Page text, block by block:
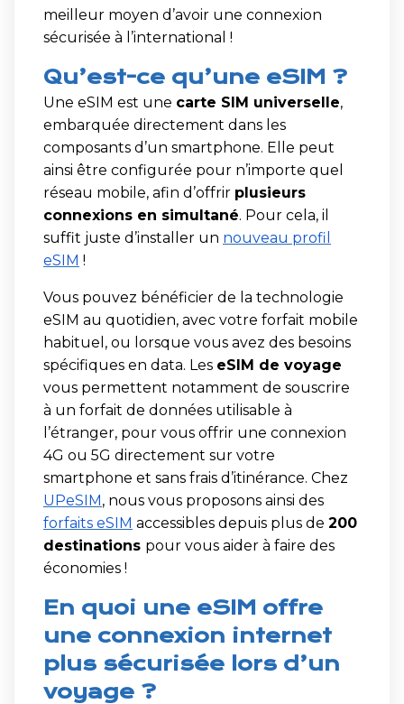
meilleur moyen d’avoir une connexion
sécurisée à l’international !
Qu’est-ce qu’une eSIM ?
Une eSIM est une carte SIM universelle,
embarquée directement dans les
composants d’un smartphone. Elle peut
ainsi être configurée pour n’importe quel
réseau mobile, afin d’offrir plusieurs
connexions en simultané. Pour cela, il
suffit juste d’installer un nouveau profil
eSIM !
Vous pouvez bénéficier de la technologie
eSIM au quotidien, avec votre forfait mobile
habituel, ou lorsque vous avez des besoins
spécifiques en data. Les eSIM de voyage
vous permettent notamment de souscrire
à un forfait de données utilisable à
l’étranger, pour vous offrir une connexion
4G ou 5G directement sur votre
smartphone et sans frais d’itinérance. Chez
UPeSIM, nous vous proposons ainsi des
forfaits eSIM accessibles depuis plus de 200
destinations pour vous aider à faire des
économies !
En quoi une eSIM offre
une connexion internet
plus sécurisée lors d’un
voyage ?